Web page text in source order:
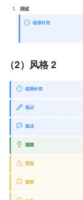
（2）风格 2